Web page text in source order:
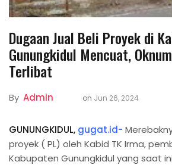
Dugaan Jual Beli Proyek di
Gunungkidul Mencuat,
Terlibat
By Admin on Jun 26, 2024
GUNUNGKIDUL, gugat.id-
proyek ( PL) oleh Kabid TK Irma,
Kabupaten Gunungkidul yang saat